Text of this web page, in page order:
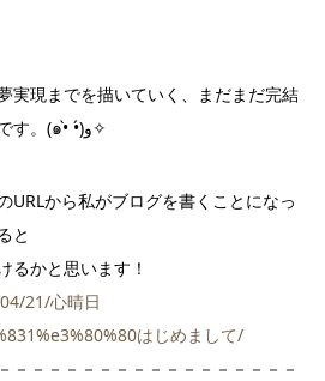
実現までを描いていく、まだまだ完結
しないノンフィクションです。(๑•̀ •́)و✧
URLから私がブログを書くことになっ
と
るかと思います！
21/心晴日
はじめまして/
－－－－－－－－－－－－－－－－－